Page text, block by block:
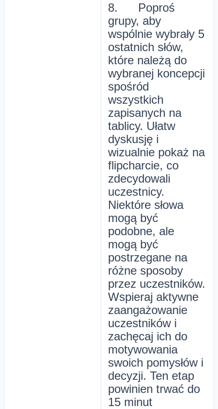
8. Poproś
grupy, aby
wspólnie wybrały 5
ostatnich słów,
które należą do
wybranej koncepcji
spośród
wszystkich
zapisanych na
tablicy. Ułatw
dyskusję i
wizualnie pokaż na
flipcharcie, co
zdecydowali
uczestnicy.
Niektóre słowa
mogą być
podobne, ale
mogą być
postrzegane na
różne sposoby
przez uczestników.
Wspieraj aktywne
zaangażowanie
uczestników i
zachęcaj ich do
motywowania
swoich pomysłów i
decyzji. Ten etap
powinien trwać do
15 minut